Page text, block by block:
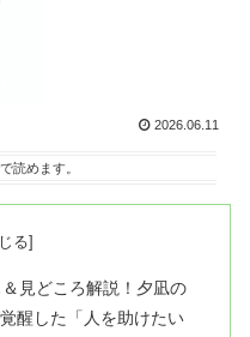
2026.06.11
で読めます。
見どころ解説！夕凪の
醒した「人を助けたい